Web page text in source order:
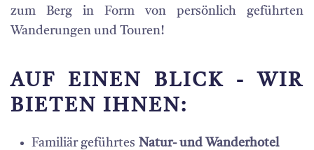
zum Berg in Form von persönlich geführten
Wanderungen und Touren!
AUF EINEN BLICK - WIR
BIETEN IHNEN:
Familiär geführtes Natur- und Wanderhotel